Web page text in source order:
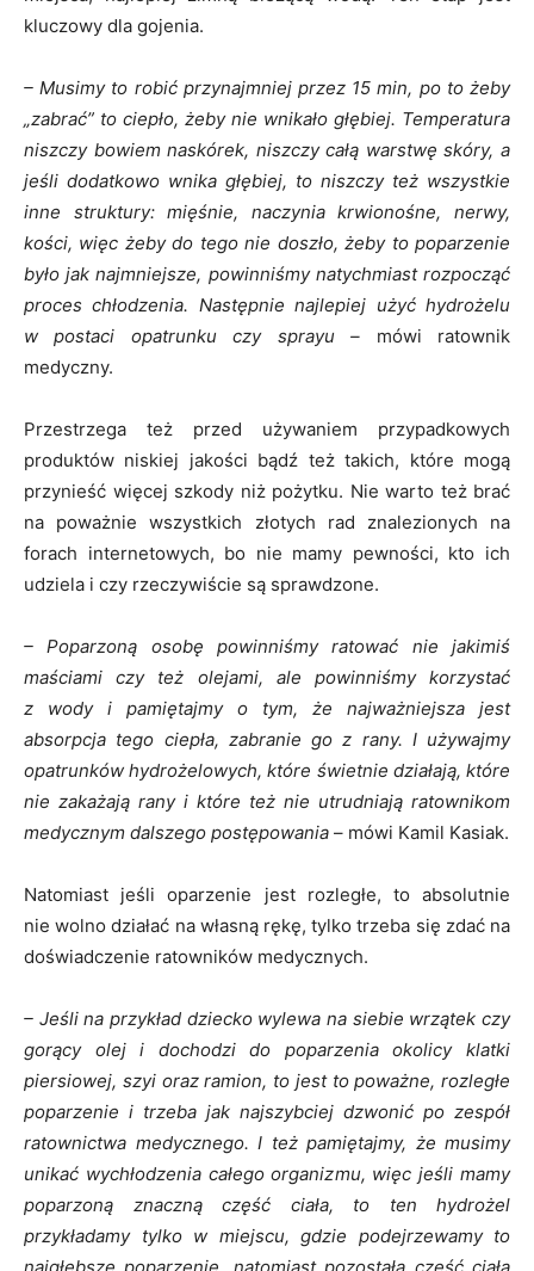
kluczowy dla gojenia.
– Musimy to robić przynajmniej przez 15 min, po to żeby
„zabrać” to ciepło, żeby nie wnikało głębiej. Temperatura
niszczy bowiem naskórek, niszczy całą warstwę skóry, a
jeśli dodatkowo wnika głębiej, to niszczy też wszystkie
inne struktury: mięśnie, naczynia krwionośne, nerwy,
kości, więc żeby do tego nie doszło, żeby to poparzenie
było jak najmniejsze, powinniśmy natychmiast rozpocząć
proces chłodzenia. Następnie najlepiej użyć hydrożelu
w postaci opatrunku czy sprayu – mówi ratownik
medyczny.
Przestrzega też przed używaniem przypadkowych
produktów niskiej jakości bądź też takich, które mogą
przynieść więcej szkody niż pożytku. Nie warto też brać
na poważnie wszystkich złotych rad znalezionych na
forach internetowych, bo nie mamy pewności, kto ich
udziela i czy rzeczywiście są sprawdzone.
– Poparzoną osobę powinniśmy ratować nie jakimiś
maściami czy też olejami, ale powinniśmy korzystać
z wody i pamiętajmy o tym, że najważniejsza jest
absorpcja tego ciepła, zabranie go z rany. I używajmy
opatrunków hydrożelowych, które świetnie działają, które
nie zakażają rany i które też nie utrudniają ratownikom
medycznym dalszego postępowania – mówi Kamil Kasiak.
Natomiast jeśli oparzenie jest rozległe, to absolutnie
nie wolno działać na własną rękę, tylko trzeba się zdać na
doświadczenie ratowników medycznych.
– Jeśli na przykład dziecko wylewa na siebie wrzątek czy
gorący olej i dochodzi do poparzenia okolicy klatki
piersiowej, szyi oraz ramion, to jest to poważne, rozległe
poparzenie i trzeba jak najszybciej dzwonić po zespół
ratownictwa medycznego. I też pamiętajmy, że musimy
unikać wychłodzenia całego organizmu, więc jeśli mamy
poparzoną znaczną część ciała, to ten hydrożel
przykładamy tylko w miejscu, gdzie podejrzewamy to